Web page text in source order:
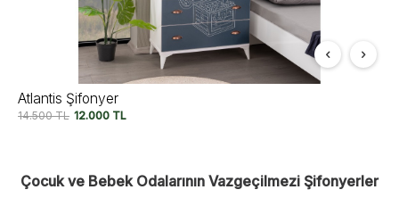
Atlantis Şifonyer
14.500TL 12.000 TL
Çocuk ve Bebek Odalarının Vazgeçilmezi Şifonyerler